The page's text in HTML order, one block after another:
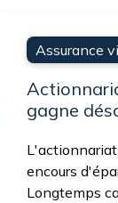
Assurance
gagne
encours
Longtemps